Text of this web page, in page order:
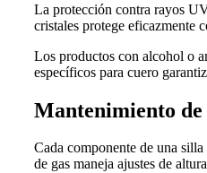
La protección contra rayos
cristales protege eficazmente
Los productos con alcohol o
específicos para cuero
Mantenimiento de
Cada componente de una
de gas maneja ajustes de